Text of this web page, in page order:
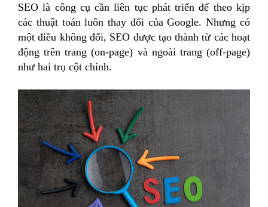
SEO là công cụ cần liên tục phát triển để theo kịp
các thuật toán luôn thay đổi của Google. Nhưng có
một điều không đổi, SEO được tạo thành từ các hoạt
động trên trang (on-page) và ngoài trang (off-page)
như hai trụ cột chính.